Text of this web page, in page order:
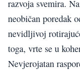
razvoja svemira.
neobičan poredak
nevidljivoj
toga, vrte se u
Nevjerojatan